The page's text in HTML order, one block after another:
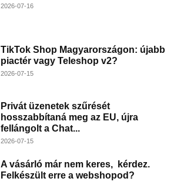
2026-07-16
TikTok Shop Magyarországon: újabb
piactér vagy Teleshop v2?
2026-07-15
Privát üzenetek szűrését
hosszabbítaná meg az EU, újra
fellángolt a Chat...
2026-07-15
A vásárló már nem keres, kérdez.
Felkészült erre a webshopod?